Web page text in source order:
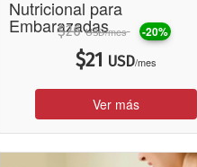
Nutricional para
Embarazadas
$26 USD/mes -20%
$21 USD/mes
Ver más